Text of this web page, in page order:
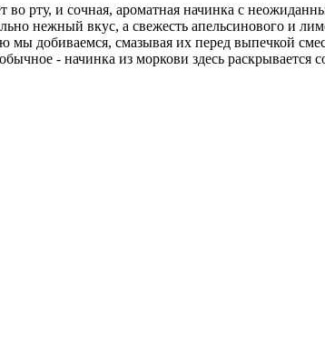
рту, и сочная, ароматная начинка с
нежный вкус, а свежесть апельсинового и
добиваемся, смазывая их перед выпечкой
- начинка из моркови здесь раскрывается